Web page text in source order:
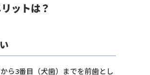
ットは？
ら3番目（犬歯）までを前歯とし